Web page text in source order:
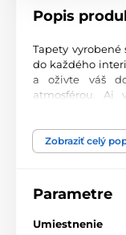
Popis
Tapety
do každého
a oživte váš
atmosférou. Aj
Najvyššia kvalita
miestnosti.
technológii sa
Zobraziť celý
Parametre
Umiestnenie